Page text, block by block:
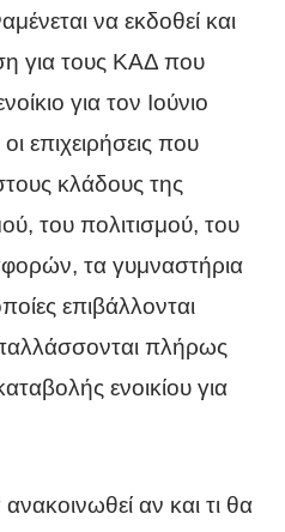
να εκδοθεί και
για τους ΚΑΔ που
για τον Ιούνιο
επιχειρήσεις που
κλάδους της
του πολιτισμού, του
τα γυμναστήρια
επιβάλλονται
πλήρως
ενοικίου για
αν και τι θα